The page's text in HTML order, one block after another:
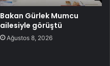
Bakan Gürlek Mumcu
ailesiyle görüştü
Ağustos 8, 2026